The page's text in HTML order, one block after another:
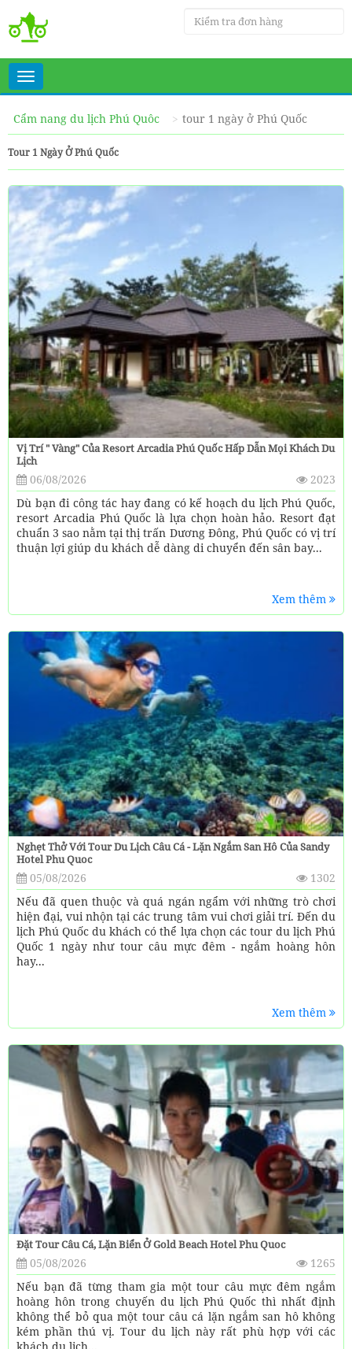
Toggle
navigation
Cẩm nang du lịch Phú Quôc
tour 1 ngày ở Phú Quốc
Tour 1 Ngày Ở Phú Quốc
Vị Trí " Vàng" Của Resort Arcadia Phú Quốc Hấp Dẫn Mọi Khách Du
Lịch
06/08/2026
2023
Dù bạn đi công tác hay đang có kế hoạch du lịch Phú Quốc,
resort Arcadia Phú Quốc là lựa chọn hoàn hảo. Resort đạt
chuẩn 3 sao nằm tại thị trấn Dương Đông, Phú Quốc có vị trí
thuận lợi giúp du khách dễ dàng di chuyển đến sân bay...
Xem thêm
Nghẹt Thở Với Tour Du Lịch Câu Cá - Lặn Ngắm San Hô Của Sandy
Hotel Phu Quoc
05/08/2026
1302
Nếu đã quen thuộc và quá ngán ngẩm với những trò chơi
hiện đại, vui nhộn tại các trung tâm vui chơi giải trí. Đến du
lịch Phú Quốc du khách có thể lựa chọn các tour du lịch Phú
Quốc 1 ngày như tour câu mực đêm - ngắm hoàng hôn
hay...
Xem thêm
Đặt Tour Câu Cá, Lặn Biển Ở Gold Beach Hotel Phu Quoc
05/08/2026
1265
Nếu bạn đã từng tham gia một tour câu mực đêm ngắm
hoàng hôn trong chuyến du lịch Phú Quốc thì nhất định
không thể bỏ qua một tour câu cá lặn ngắm san hô không
kém phần thú vị. Tour du lịch này rất phù hợp với các